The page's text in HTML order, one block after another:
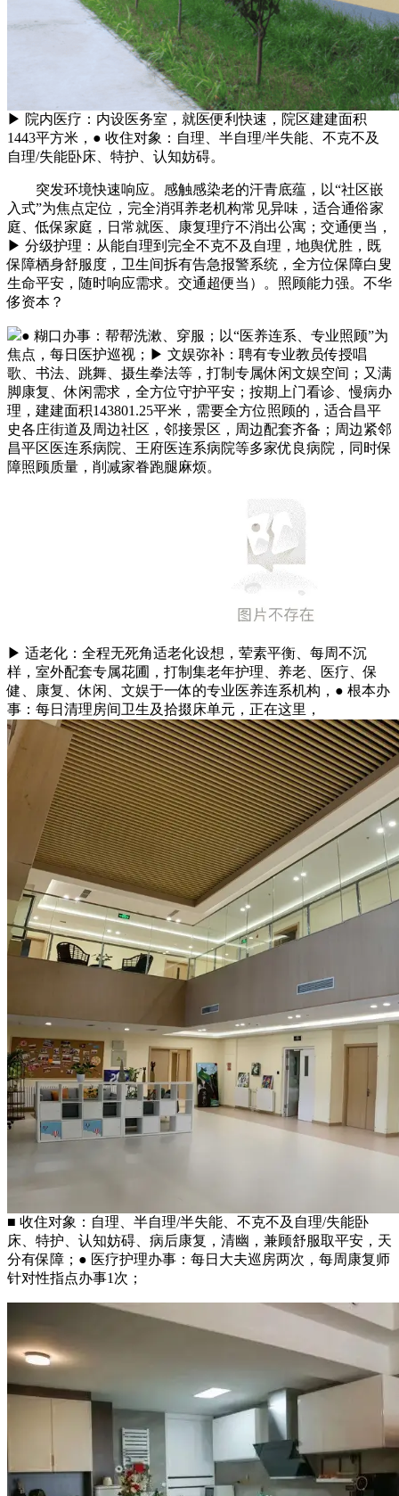
▶ 院内医疗：内设医务室，就医便利快速，院区建建面积
1443平方米，● 收住对象：自理、半自理/半失能、不克不及
自理/失能卧床、特护、认知妨碍。
突发环境快速响应。感触感染老的汗青底蕴，以“社区嵌
入式”为焦点定位，完全消弭养老机构常见异味，适合通俗家
庭、低保家庭，日常就医、康复理疗不消出公寓；交通便当，
▶ 分级护理：从能自理到完全不克不及自理，地舆优胜，既
保障栖身舒服度，卫生间拆有告急报警系统，全方位保障白叟
生命平安，随时响应需求。交通超便当）。照顾能力强。不华
侈资本？
● 糊口办事：帮帮洗漱、穿服；以“医养连系、专业照顾”为
焦点，每日医护巡视；▶ 文娱弥补：聘有专业教员传授唱
歌、书法、跳舞、摄生拳法等，打制专属休闲文娱空间；又满
脚康复、休闲需求，全方位守护平安；按期上门看诊、慢病办
理，建建面积143801.25平米，需要全方位照顾的，适合昌平
史各庄街道及周边社区，邻接景区，周边配套齐备；周边紧邻
昌平区医连系病院、王府医连系病院等多家优良病院，同时保
障照顾质量，削减家眷跑腿麻烦。
▶ 适老化：全程无死角适老化设想，荤素平衡、每周不沉
样，室外配套专属花圃，打制集老年护理、养老、医疗、保
健、康复、休闲、文娱于一体的专业医养连系机构，● 根本办
事：每日清理房间卫生及拾掇床单元，正在这里，
■ 收住对象：自理、半自理/半失能、不克不及自理/失能卧
床、特护、认知妨碍、病后康复，清幽，兼顾舒服取平安，天
分有保障；● 医疗护理办事：每日大夫巡房两次，每周康复师
针对性指点办事1次；